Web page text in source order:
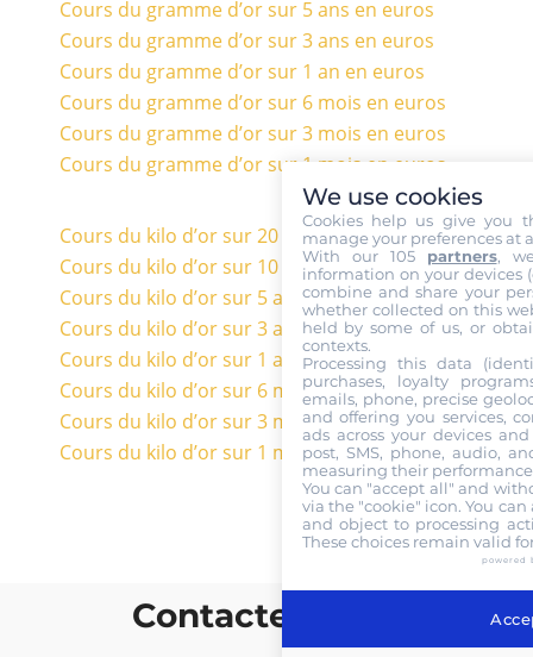
Cours du gramme d’or sur 5 ans en euros
Cours du gramme d’or sur 3 ans en euros
Cours du gramme d’or sur 1 an en euros
Cours du gramme d’or sur 6 mois en euros
Cours du gramme d’or sur 3 mois en euros
Cours du gramme d’or sur 1 mois en euros
Cours du kilo d’or sur 20 ans en euros
Cours du kilo d’or sur 10 ans en euros
Cours du kilo d’or sur 5 ans en euros
Cours du kilo d’or sur 3 ans en euros
Cours du kilo d’or sur 1 an en euros
Cours du kilo d’or sur 6 mois en euros
Cours du kilo d’or sur 3 mois en euros
Cours du kilo d’or sur 1 mois en euros
Contactez nous
We use cookies
Cookies help us give you
manage your preferences at
With our 105 partners,
information on your devices
combine and share your
whether collected on this
held by some of us, or
contexts.
Processing this data
purchases, loyalty
emails, phone, precise
and offering you services,
ads across your devices
post, SMS, phone, audio,
measuring their
You can "accept all" and
via the "cookie" icon. You
and object to processing
These choices remain valid
powered